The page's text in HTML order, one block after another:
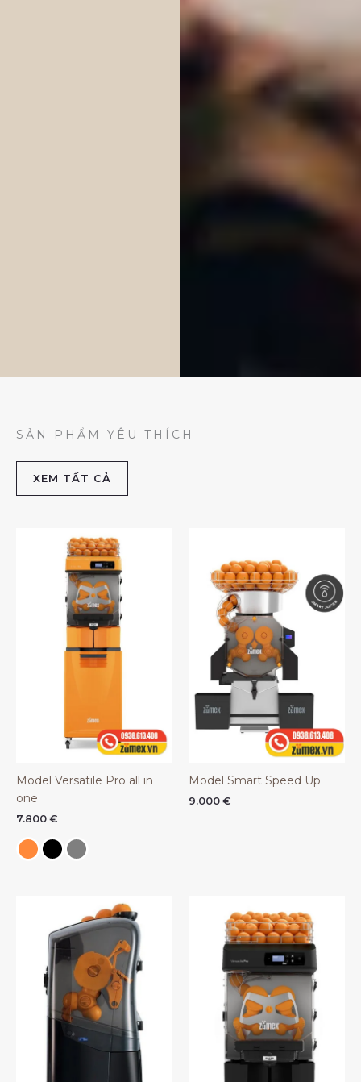
SẢN PHẨM YÊU THÍCH
XEM TẤT CẢ
Model Versatile Pro all in
one
7.800 €
Model Smart Speed Up
9.000 €